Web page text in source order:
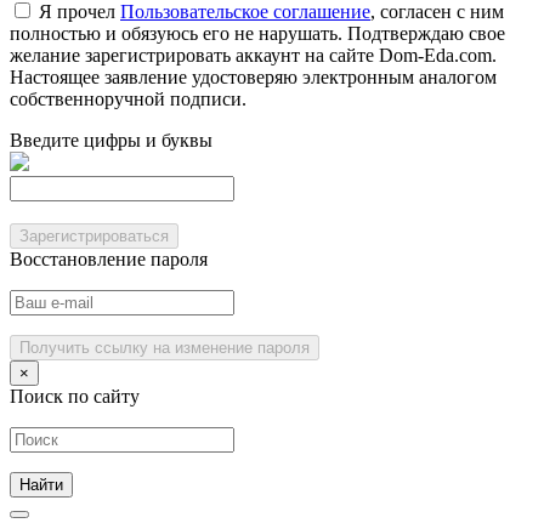
Я прочел Пользовательское соглашение, согласен с ним
полностью и обязуюсь его не нарушать. Подтверждаю свое
желание зарегистрировать аккаунт на сайте Dom-Eda.com.
Настоящее заявление удостоверяю электронным аналогом
собственноручной подписи.
Введите цифры и буквы
Зарегистрироваться
Восстановление пароля
Получить ссылку на изменение пароля
×
Поиск по сайту